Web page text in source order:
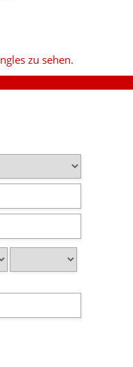
zu sehen.